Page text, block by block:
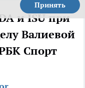
Принять
и ISU при
Валиевой
Спорт